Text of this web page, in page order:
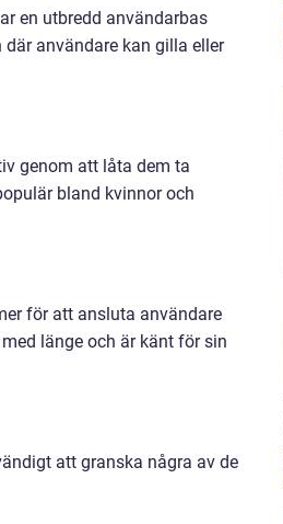
en utbredd användarbas
användare kan gilla eller
genom att låta dem ta
bland kvinnor och
för att ansluta användare
länge och är känt för sin
att granska några av de